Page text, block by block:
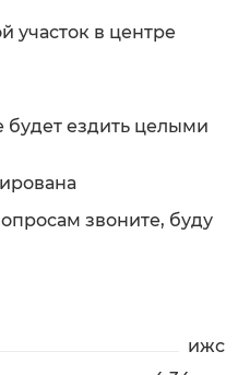
участок в центре
будет ездить целыми
звоните, буду
ижс